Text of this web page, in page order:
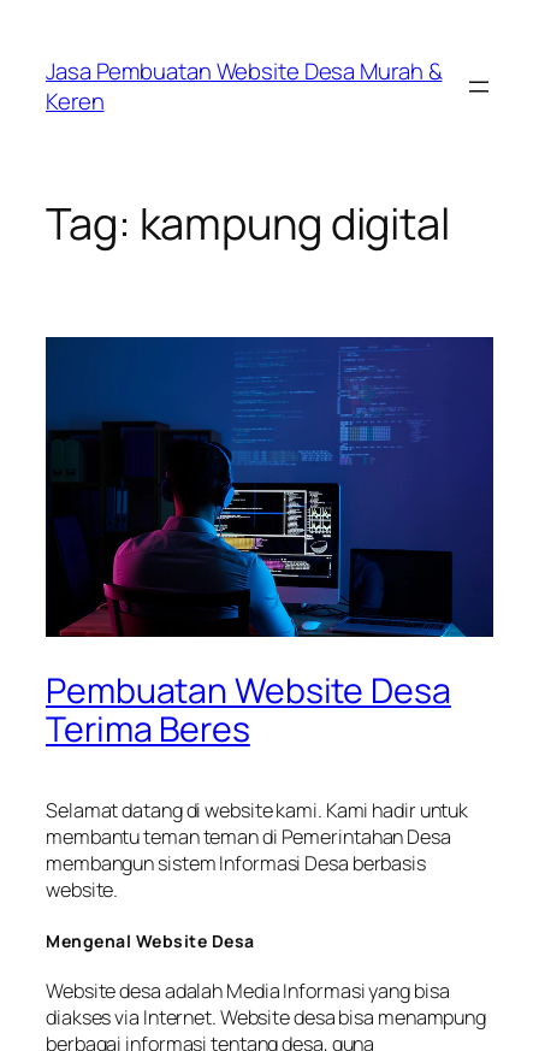
konten
Jasa Pembuatan Website Desa Murah &
Keren
Tag: kampung digital
Pembuatan Website Desa
Terima Beres
Selamat datang di website kami. Kami hadir untuk
membantu teman teman di Pemerintahan Desa
membangun sistem Informasi Desa berbasis
website.
Mengenal Website Desa
Website desa adalah Media Informasi yang bisa
diakses via Internet. Website desa bisa menampung
berbagai informasi tentang desa, guna